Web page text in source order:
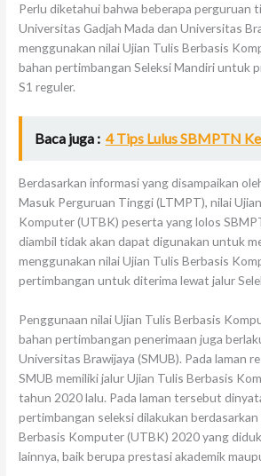
Perlu diketahui bahwa beberapa perguruan
Universitas Gadjah Mada dan Universitas
menggunakan nilai Ujian Tulis Berbasis
bahan pertimbangan Seleksi Mandiri untuk
S1 reguler.
Baca juga : 4 Tips Lulus SBMPTN
Berdasarkan informasi yang disampaikan
Masuk Perguruan Tinggi (LTMPT), nilai
Komputer (UTBK) peserta yang lolos
diambil tidak akan dapat digunakan untuk
menggunakan nilai Ujian Tulis Berbasis
pertimbangan untuk diterima lewat jalur
Penggunaan nilai Ujian Tulis Berbasis
bahan pertimbangan penerimaan juga
Universitas Brawijaya (SMUB). Pada laman
SMUB memiliki jalur Ujian Tulis Berbasis
tahun 2020 lalu. Pada laman tersebut
pertimbangan seleksi dilakukan
Berbasis Komputer (UTBK) 2020 yang
lainnya, baik berupa prestasi akademik